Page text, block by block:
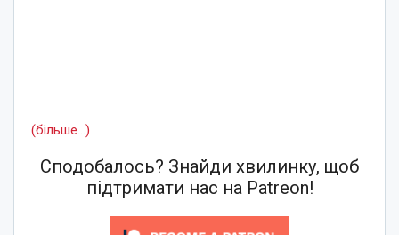
(більше…)
Сподобалось? Знайди хвилинку, щоб
підтримати нас на Patreon!